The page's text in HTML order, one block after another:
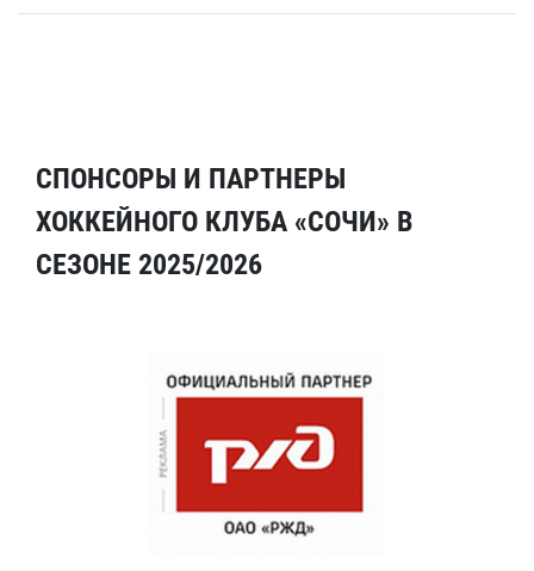
СПОНСОРЫ И ПАРТНЕРЫ
ХОККЕЙНОГО КЛУБА «СОЧИ» В
СЕЗОНЕ 2025/2026